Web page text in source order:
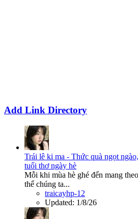
Add Link Directory
Trái lê ki ma - Thức quà ngọt
tuổi thơ ngày hè
Mỗi khi mùa hè ghé đến mang
thể chúng ta...
traicayhp-12
Updated: 1/8/26